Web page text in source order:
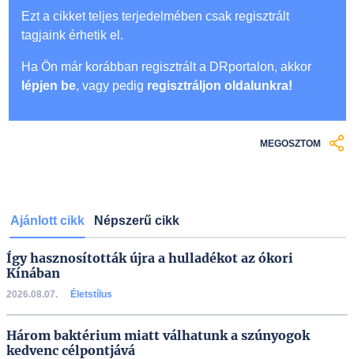
Ezt a cikket teljes terjedelmében csak regisztrált
tagjaink érhetik el.
Ha Ön már korábban regisztrált a DRportalon, akkor
lépjen be, vagy pedig regisztráljon oldalunkra!
MEGOSZTOM
Ajánlott cikk Népszerű cikk
Így hasznosították újra a hulladékot az ókori
Kínában
2026.08.07. Életstílus
Három baktérium miatt válhatunk a szúnyogok
kedvenc célpontjává